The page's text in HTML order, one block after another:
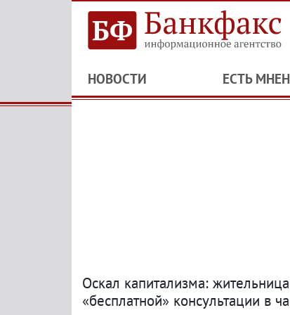
НОВОСТИ ЕСТЬ
Оскал капитализма:
«бесплатной» консультации в